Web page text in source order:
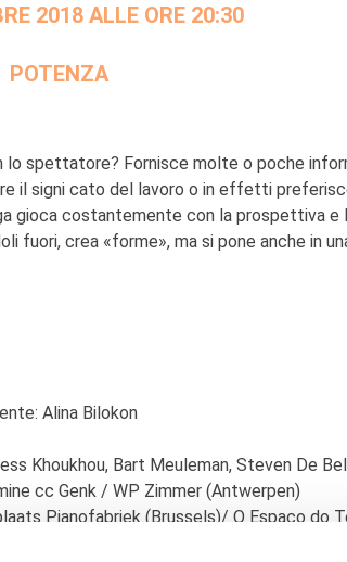
2018 ALLE ORE 20:30
POTENZA
lo spettatore? Fornisce molte o poche
il signi cato del lavoro o in effetti
gioca costantemente con la prospettiva
fuori, crea «forme», ma si pone anche in
Alina Bilokon
Khoukhou, Bart Meuleman, Steven De
cc Genk / WP Zimmer (Antwerpen)
Pianofabriek (Brussels)/ O Espaço do